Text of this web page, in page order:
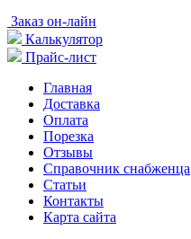
Заказ он-лайн
Калькулятор
Прайс-лист
Главная
Доставка
Оплата
Порезка
Отзывы
Справочник снабженца
Статьи
Контакты
Карта сайта